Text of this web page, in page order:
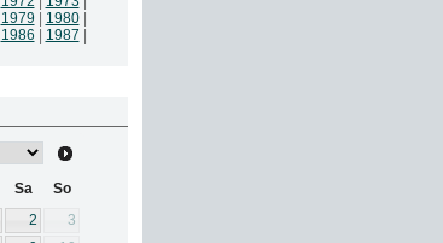
1979 1980|
1986 1987
Sa
So
2
3